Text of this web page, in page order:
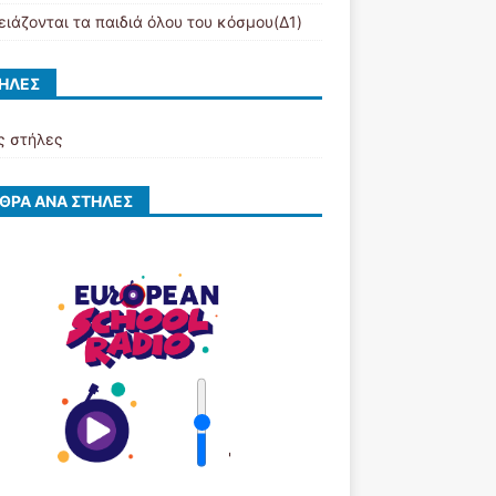
τα παιδιά όλου του κόσμου(Δ1)
στήλες
ΑΝΆ ΣΤΉΛΕΣ
'